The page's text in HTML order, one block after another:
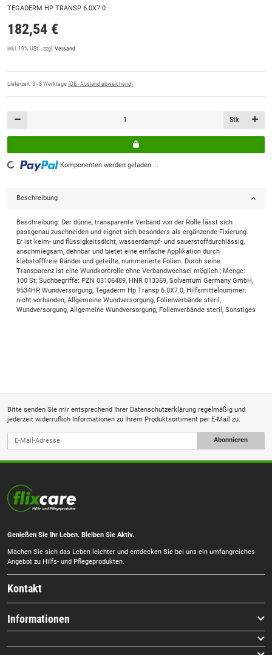
TEGADERM HP TRANSP 6.0X7.0
182,54 €
inkl. 19% USt. , zzgl. Versand
Lieferzeit: 3 - 8 Werktage (DE - Ausland abweichend)
Stk
Loading... Komponenten werden geladen ...
Beschreibung
Beschreibung: Der dünne, transparente Verband von der Rolle lässt sich
passgenau zuschneiden und eignet sich besonders als ergänzende Fixierung.
Er ist keim- und flüssigkeitsdicht, wasserdampf- und sauerstoffdurchlässig,
anschmiegsam, dehnbar und bietet eine einfache Applikation durch
klebstofffreie Ränder und geteilte, nummerierte Folien. Durch seine
Transparenz ist eine Wundkontrolle ohne Verbandwechsel möglich.; Menge:
100 St; Suchbegriffe: PZN 03106489, HNR 013369, Solventum Germany GmbH,
9534HP, Wundversorgung, Tegaderm Hp Transp 6.0X7.0, Hilfsmittelnummer:
nicht vorhanden, Allgemeine Wundversorgung, Folienverbände steril,
Wundversorgung, Allgemeine Wundversorgung, Folienverbände steril, Sonstiges
Bitte senden Sie mir entsprechend Ihrer Datenschutzerklärung regelmäßig und
jederzeit widerruflich Informationen zu Ihrem Produktsortiment per E-Mail zu.
Abonnieren
Genießen Sie Ihr Leben. Bleiben Sie Aktiv.
Machen Sie sich das Leben leichter und entdecken Sie bei uns ein umfangreiches
Angebot zu Hilfs- und Pflegeprodukten.
Kontakt
Informationen